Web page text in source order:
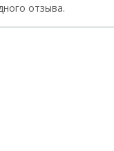
отзыва.